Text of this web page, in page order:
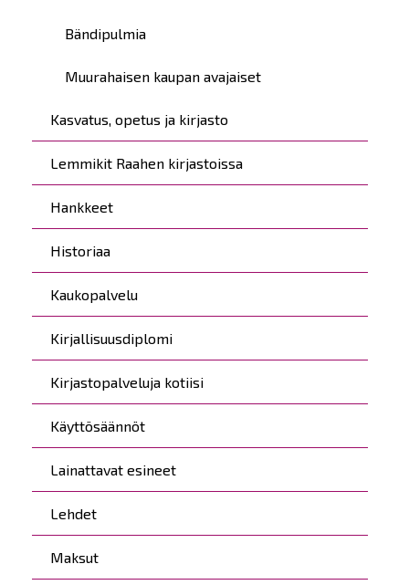
Bändipulmia
Muurahaisen kaupan avajaiset
Kasvatus, opetus ja kirjasto
Lemmikit Raahen kirjastoissa
Hankkeet
Historiaa
Kaukopalvelu
Kirjallisuusdiplomi
Kirjastopalveluja kotiisi
Käyttösäännöt
Lainattavat esineet
Lehdet
Maksut